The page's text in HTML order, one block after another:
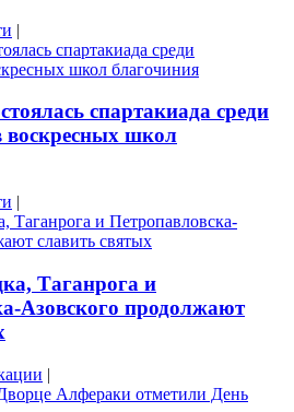
|
спартакиада среди
воскресных школ
|
Таганрога и
Азовского продолжают
|